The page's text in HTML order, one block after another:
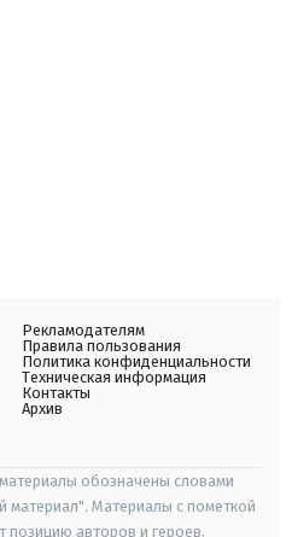
Рекламодателям
Правила пользования
Политика конфиденциальности
Техническая информация
Контакты
Архив
обозначены словами
материал". Материалы с пометкой
позицию авторов и героев.